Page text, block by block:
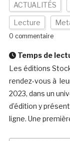
ACTUALITÉS
Lecture
0 commentaire
Temps de
Les éditions
rendez-vous à
2023, dans un
d’édition y
ligne. Une